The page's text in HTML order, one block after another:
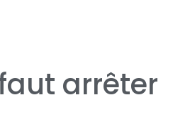
arrêter